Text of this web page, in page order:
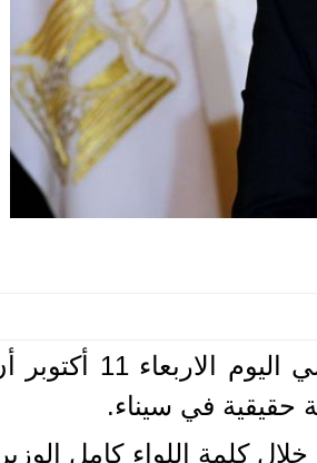
أكد الرئيس المصري عبدالفتاح السيسي اليوم الاربعاء
حقيقية في سيناء.
كلمة اللواء كامل